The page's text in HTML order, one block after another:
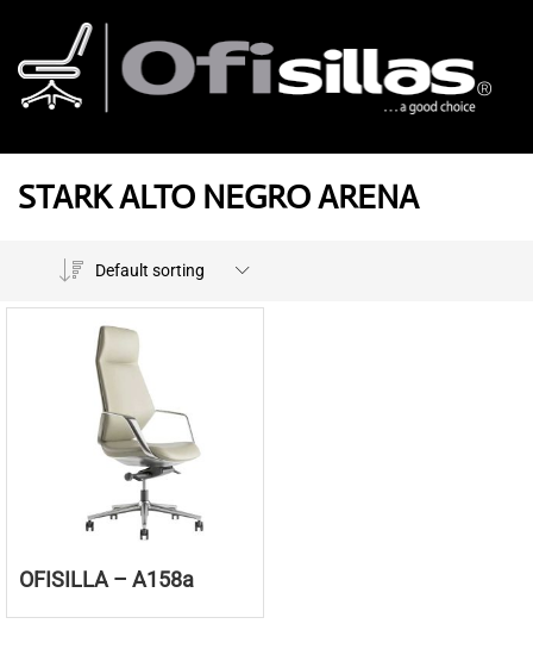
STARK ALTO NEGRO ARENA
Default sorting
OFISILLA – A158a